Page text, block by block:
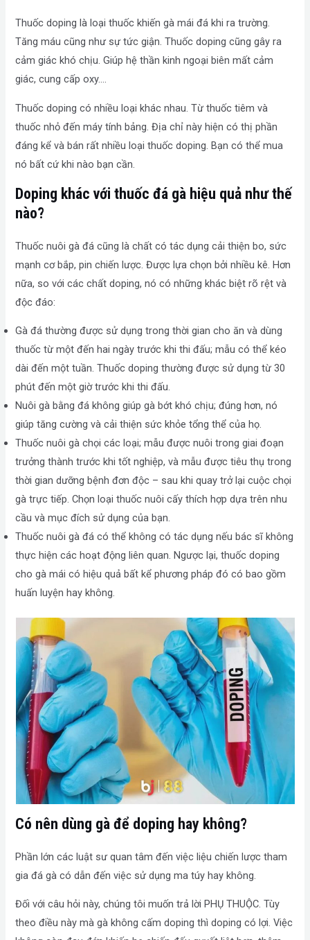
Thuốc doping là loại thuốc khiến gà mái đá khi ra trường.
Tăng máu cũng như sự tức giận. Thuốc doping cũng gây ra
cảm giác khó chịu. Giúp hệ thần kinh ngoại biên mất cảm
giác, cung cấp oxy….
Thuốc doping có nhiều loại khác nhau. Từ thuốc tiêm và
thuốc nhỏ đến máy tính bảng. Địa chỉ này hiện có thị phần
đáng kể và bán rất nhiều loại thuốc doping. Bạn có thể mua
nó bất cứ khi nào bạn cần.
Doping khác với thuốc đá gà hiệu quả như thế
nào?
Thuốc nuôi gà đá cũng là chất có tác dụng cải thiện bo, sức
mạnh cơ bắp, pin chiến lược. Được lựa chọn bởi nhiều kê. Hơn
nữa, so với các chất doping, nó có những khác biệt rõ rệt và
độc đáo:
Gà đá thường được sử dụng trong thời gian cho ăn và dùng
thuốc từ một đến hai ngày trước khi thi đấu; mẫu có thể kéo
dài đến một tuần. Thuốc doping thường được sử dụng từ 30
phút đến một giờ trước khi thi đấu.
Nuôi gà bằng đá không giúp gà bớt khó chịu; đúng hơn, nó
giúp tăng cường và cải thiện sức khỏe tổng thể của họ.
Thuốc nuôi gà chọi các loại; mẫu được nuôi trong giai đoạn
trưởng thành trước khi tốt nghiệp, và mẫu được tiêu thụ trong
thời gian dưỡng bệnh đơn độc – sau khi quay trở lại cuộc chọi
gà trực tiếp. Chọn loại thuốc nuôi cấy thích hợp dựa trên nhu
cầu và mục đích sử dụng của bạn.
Thuốc nuôi gà đá có thể không có tác dụng nếu bác sĩ không
thực hiện các hoạt động liên quan. Ngược lại, thuốc doping
cho gà mái có hiệu quả bất kể phương pháp đó có bao gồm
huấn luyện hay không.
Có nên dùng gà để doping hay không?
Phần lớn các luật sư quan tâm đến việc liệu chiến lược tham
gia đá gà có dẫn đến việc sử dụng ma túy hay không.
Đối với câu hỏi này, chúng tôi muốn trả lời PHỤ THUỘC. Tùy
theo điều này mà gà không cấm doping thì doping có lợi. Việc